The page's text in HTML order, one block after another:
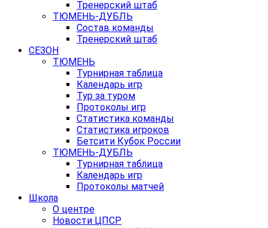
Тренерский штаб
ТЮМЕНЬ-ДУБЛЬ
Состав команды
Тренерский штаб
СЕЗОН
ТЮМЕНЬ
Турнирная таблица
Календарь игр
Тур за туром
Протоколы игр
Статистика команды
Статистика игроков
Бетсити Кубок России
ТЮМЕНЬ-ДУБЛЬ
Турнирная таблица
Календарь игр
Протоколы матчей
Школа
О центре
Новости ЦПСР